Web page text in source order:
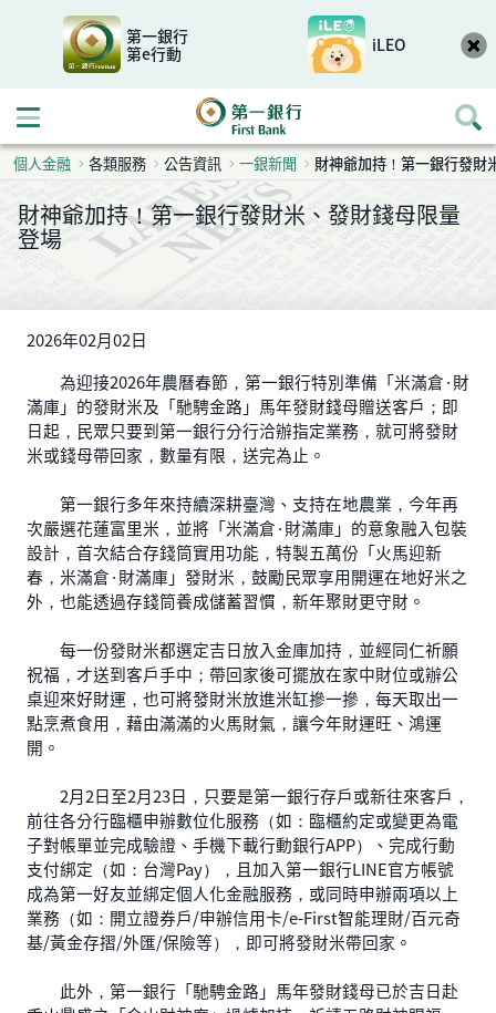
第一銀行
第e行動
iLEO
開啟行動選單
個人金融 各類服務 公告資訊 一銀新聞 財神爺加持！第一銀行發財
財神爺加持！第一銀行發財米、發財錢母限量
登場
2026年02月02日
為迎接2026年農曆春節，第一銀行特別準備「米滿倉·財
滿庫」的發財米及「馳騁金路」馬年發財錢母贈送客戶；即
日起，民眾只要到第一銀行分行洽辦指定業務，就可將發財
米或錢母帶回家，數量有限，送完為止。
第一銀行多年來持續深耕臺灣、支持在地農業，今年再
次嚴選花蓮富里米，並將「米滿倉·財滿庫」的意象融入包裝
設計，首次結合存錢筒實用功能，特製五萬份「火馬迎新
春，米滿倉·財滿庫」發財米，鼓勵民眾享用開運在地好米之
外，也能透過存錢筒養成儲蓄習慣，新年聚財更守財。
每一份發財米都選定吉日放入金庫加持，並經同仁祈願
祝福，才送到客戶手中；帶回家後可擺放在家中財位或辦公
桌迎來好財運，也可將發財米放進米缸摻一摻，每天取出一
點烹煮食用，藉由滿滿的火馬財氣，讓今年財運旺、鴻運
開。
2月2日至2月23日，只要是第一銀行存戶或新往來客戶，
前往各分行臨櫃申辦數位化服務（如：臨櫃約定或變更為電
子對帳單並完成驗證、手機下載行動銀行APP）、完成行動
支付綁定（如：台灣Pay），且加入第一銀行LINE官方帳號
成為第一好友並綁定個人化金融服務，或同時申辦兩項以上
業務（如：開立證券戶/申辦信用卡/e-First智能理財/百元奇
基/黃金存摺/外匯/保險等），即可將發財米帶回家。
此外，第一銀行「馳騁金路」馬年發財錢母已於吉日赴